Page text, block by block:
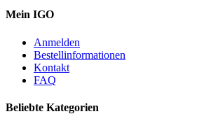
Mein IGO
Anmelden
Bestellinformationen
Kontakt
FAQ
Beliebte Kategorien